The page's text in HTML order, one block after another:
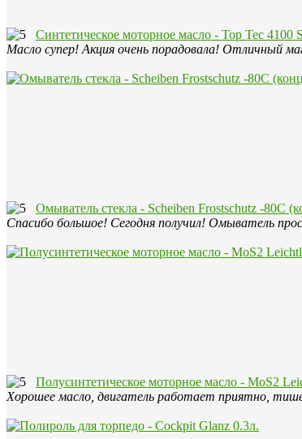
Синтетическое моторное масло - Top Tec 4100
Масло супер! Акция очень порадовала! Отличный
Омыватель стекла - Scheiben Frostschutz -80C
Спасибо большое! Сегодня получил! Омыватель
Полусинтетическое моторное масло - MoS2
Хорошее масло, двигатель работает приятно,